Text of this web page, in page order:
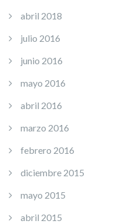
abril 2018
julio 2016
junio 2016
mayo 2016
abril 2016
marzo 2016
febrero 2016
diciembre 2015
mayo 2015
abril 2015